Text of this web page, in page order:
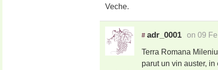
Veche.
# adr_0001 on 09
Terra Romana
parut un vin auster,